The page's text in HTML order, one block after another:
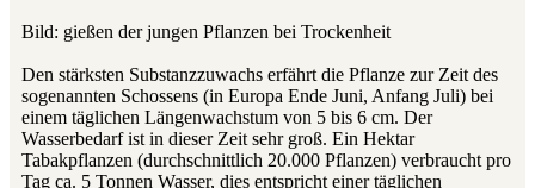
Bild: gießen der jungen Pflanzen bei Trockenheit
Den stärksten Substanzzuwachs erfährt die Pflanze zur Zeit des
sogenannten Schossens (in Europa Ende Juni, Anfang Juli) bei
einem täglichen Längenwachstum von 5 bis 6 cm. Der
Wasserbedarf ist in dieser Zeit sehr groß. Ein Hektar
Tabakpflanzen (durchschnittlich 20.000 Pflanzen) verbraucht pro
Tag ca. 5 Tonnen Wasser, dies entspricht einer täglichen